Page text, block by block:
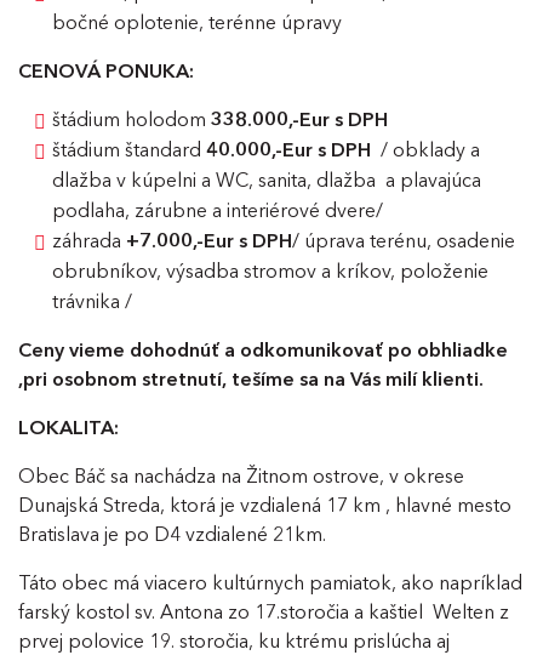
bočné oplotenie, terénne úpravy
CENOVÁ PONUKA:
štádium holodom 338.000,-Eur s DPH
štádium štandard 40.000,-Eur s DPH
/ obklady a
dlažba v kúpelni a WC, sanita, dlažba a plavajúca
podlaha, zárubne a interiérové dvere/
záhrada +7.000,-Eur s DPH/ úprava terénu, osadenie
obrubníkov, výsadba stromov a kríkov, položenie
trávnika /
Ceny vieme dohodnúť a odkomunikovať po obhliadke
,pri osobnom stretnutí, tešíme sa na Vás milí klienti.
LOKALITA:
Obec Báč sa nachádza na Žitnom ostrove, v okrese
Dunajská Streda, ktorá je vzdialená 17 km , hlavné mesto
Bratislava je po D4 vzdialené 21km.
Táto obec má viacero kultúrnych pamiatok, ako napríklad
farský kostol sv. Antona zo 17.storočia a kaštiel Welten z
prvej polovice 19. storočia, ku ktrému prislúcha aj